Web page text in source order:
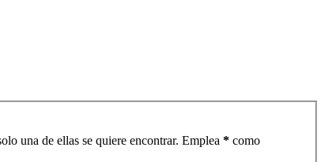
una de ellas se quiere encontrar. Emplea * como